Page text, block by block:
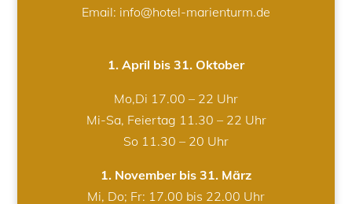
Email: info@hotel-marienturm.de
1. April bis 31. Oktober
Mo,Di 17.00 – 22 Uhr
Mi-Sa, Feiertag 11.30 – 22 Uhr
So 11.30 – 20 Uhr
1. November bis 31. März
Mi, Do; Fr: 17.00 bis 22.00 Uhr